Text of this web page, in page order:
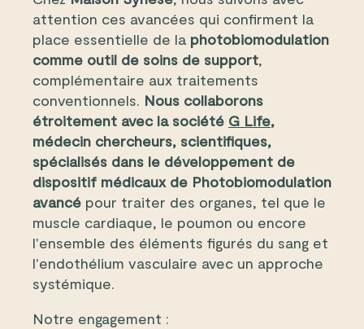
attention ces avancées qui confirment la
place essentielle de la photobiomodulation
comme outil de soins de support,
complémentaire aux traitements
conventionnels. Nous collaborons
étroitement avec la société G Life,
médecin chercheurs, scientifiques,
spécialisés dans le développement de
dispositif médicaux de Photobiomodulation
avancé pour traiter des organes, tel que le
muscle cardiaque, le poumon ou encore
l'ensemble des éléments figurés du sang et
l'endothélium vasculaire avec un approche
systémique.
Notre engagement :